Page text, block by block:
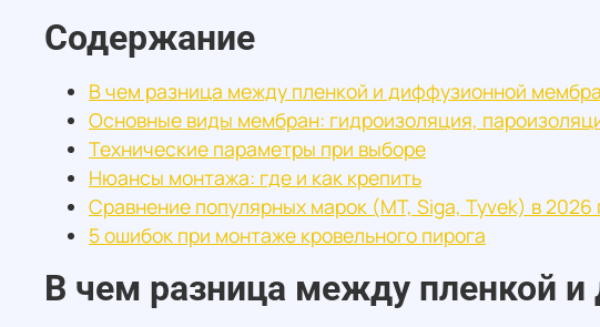
Содержание
В чем разница между пленкой и диффузионной
Основные виды мембран: гидроизоляция,
Технические параметры при выборе
Нюансы монтажа: где и как крепить
Сравнение популярных марок (MT, Siga, Tyvek) в 2026
5 ошибок при монтаже кровельного пирога
В чем разница между пленкой